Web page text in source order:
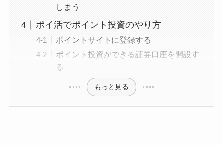
しまう
ポイ活でポイント投資のやり方
ポイントサイトに登録する
ポイント投資ができる証券口座を開設す
る
もっと見る